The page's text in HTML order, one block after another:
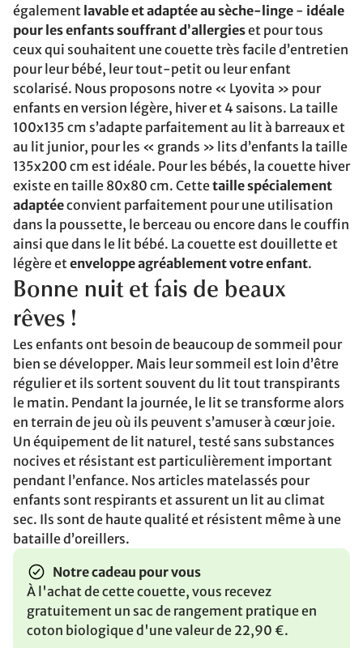
également lavable et adaptée au sèche-linge - idéale
pour les enfants souffrant d’allergieset pour tous
ceux qui souhaitent une couette très facile d’entretien
pour leur bébé, leur tout-petit ou leur enfant
scolarisé. Nous proposons notre « Lyovita » pour
enfants en version légère, hiver et 4 saisons. La taille
100x135 cm s’adapte parfaitement au lit à barreaux et
au lit junior, pour les « grands » lits d’enfants la taille
135x200 cm est idéale. Pour les bébés, la couette hiver
existe en taille 80x80 cm. Cettetaille spécialement
adaptéeconvient parfaitement pour une utilisation
dans la poussette, le berceau ou encore dans le couffin
ainsi que dans le lit bébé. La couette est douillette et
légère etenveloppe agréablement votre enfant.
Bonne nuit et fais de beaux
rêves !
Les enfants ont besoin de beaucoup de sommeil pour
bien se développer. Mais leur sommeil est loin d’être
régulier et ils sortent souvent du lit tout transpirants
le matin. Pendant la journée, le lit se transforme alors
en terrain de jeu où ils peuvent s’amuser à cœur joie.
Un équipement de lit naturel, testé sans substances
nocives et résistant est particulièrement important
pendant l’enfance. Nos articles matelassés pour
enfants sont respirants et assurent un lit au climat
sec. Ils sont de haute qualité et résistent même à une
bataille d’oreillers.
Notre cadeau pour vous
À l'achat de cette couette, vous recevez
gratuitement un sac de rangement pratique en
coton biologique d'une valeur de 22,90 €.